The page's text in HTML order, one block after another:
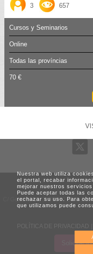
3 657
Cursos y Seminarios
Online
Todas las províncias
70 €
C/ Generalitat, 3. 08960 Sant
POLÍTICA DE PRIVACIDAD
Web
Nuestra web utiliza
el portal, recabar
mejorar nuestros
Puede aceptar todas las
rechazar su uso. Para
que utilizamos puede
Solicitar